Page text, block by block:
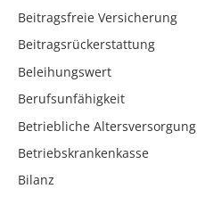
Beitragsfreie Versicherung
Beitragsrückerstattung
Beleihungswert
Berufsunfähigkeit
Betriebliche Altersversorgung
Betriebskrankenkasse
Bilanz